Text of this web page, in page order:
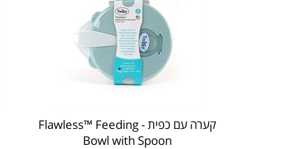
קערה עם כפית - Flawless™ Feeding
Bowl with Spoon